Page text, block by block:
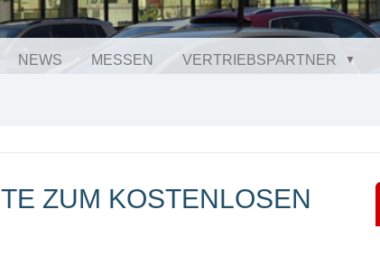
NEWS MESSEN VERTRIEBSPARTNER
ZUM KOSTENLOSEN